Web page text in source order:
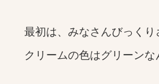
最初は、みなさんびっくり
クリームの色はグリーンな